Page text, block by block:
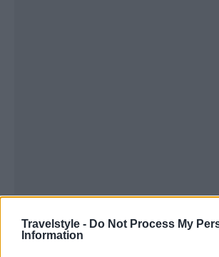
Travelstyle - Do Not Process My
Information
2.Christkindlesmarkt,